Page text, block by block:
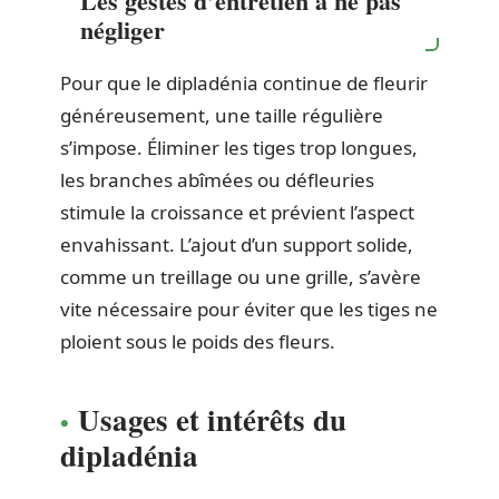
négliger
Pour que le dipladénia continue de fleurir
généreusement, une taille régulière
s’impose. Éliminer les tiges trop longues,
les branches abîmées ou défleuries
stimule la croissance et prévient l’aspect
envahissant. L’ajout d’un support solide,
comme un treillage ou une grille, s’avère
vite nécessaire pour éviter que les tiges ne
ploient sous le poids des fleurs.
Usages et intérêts du
dipladénia